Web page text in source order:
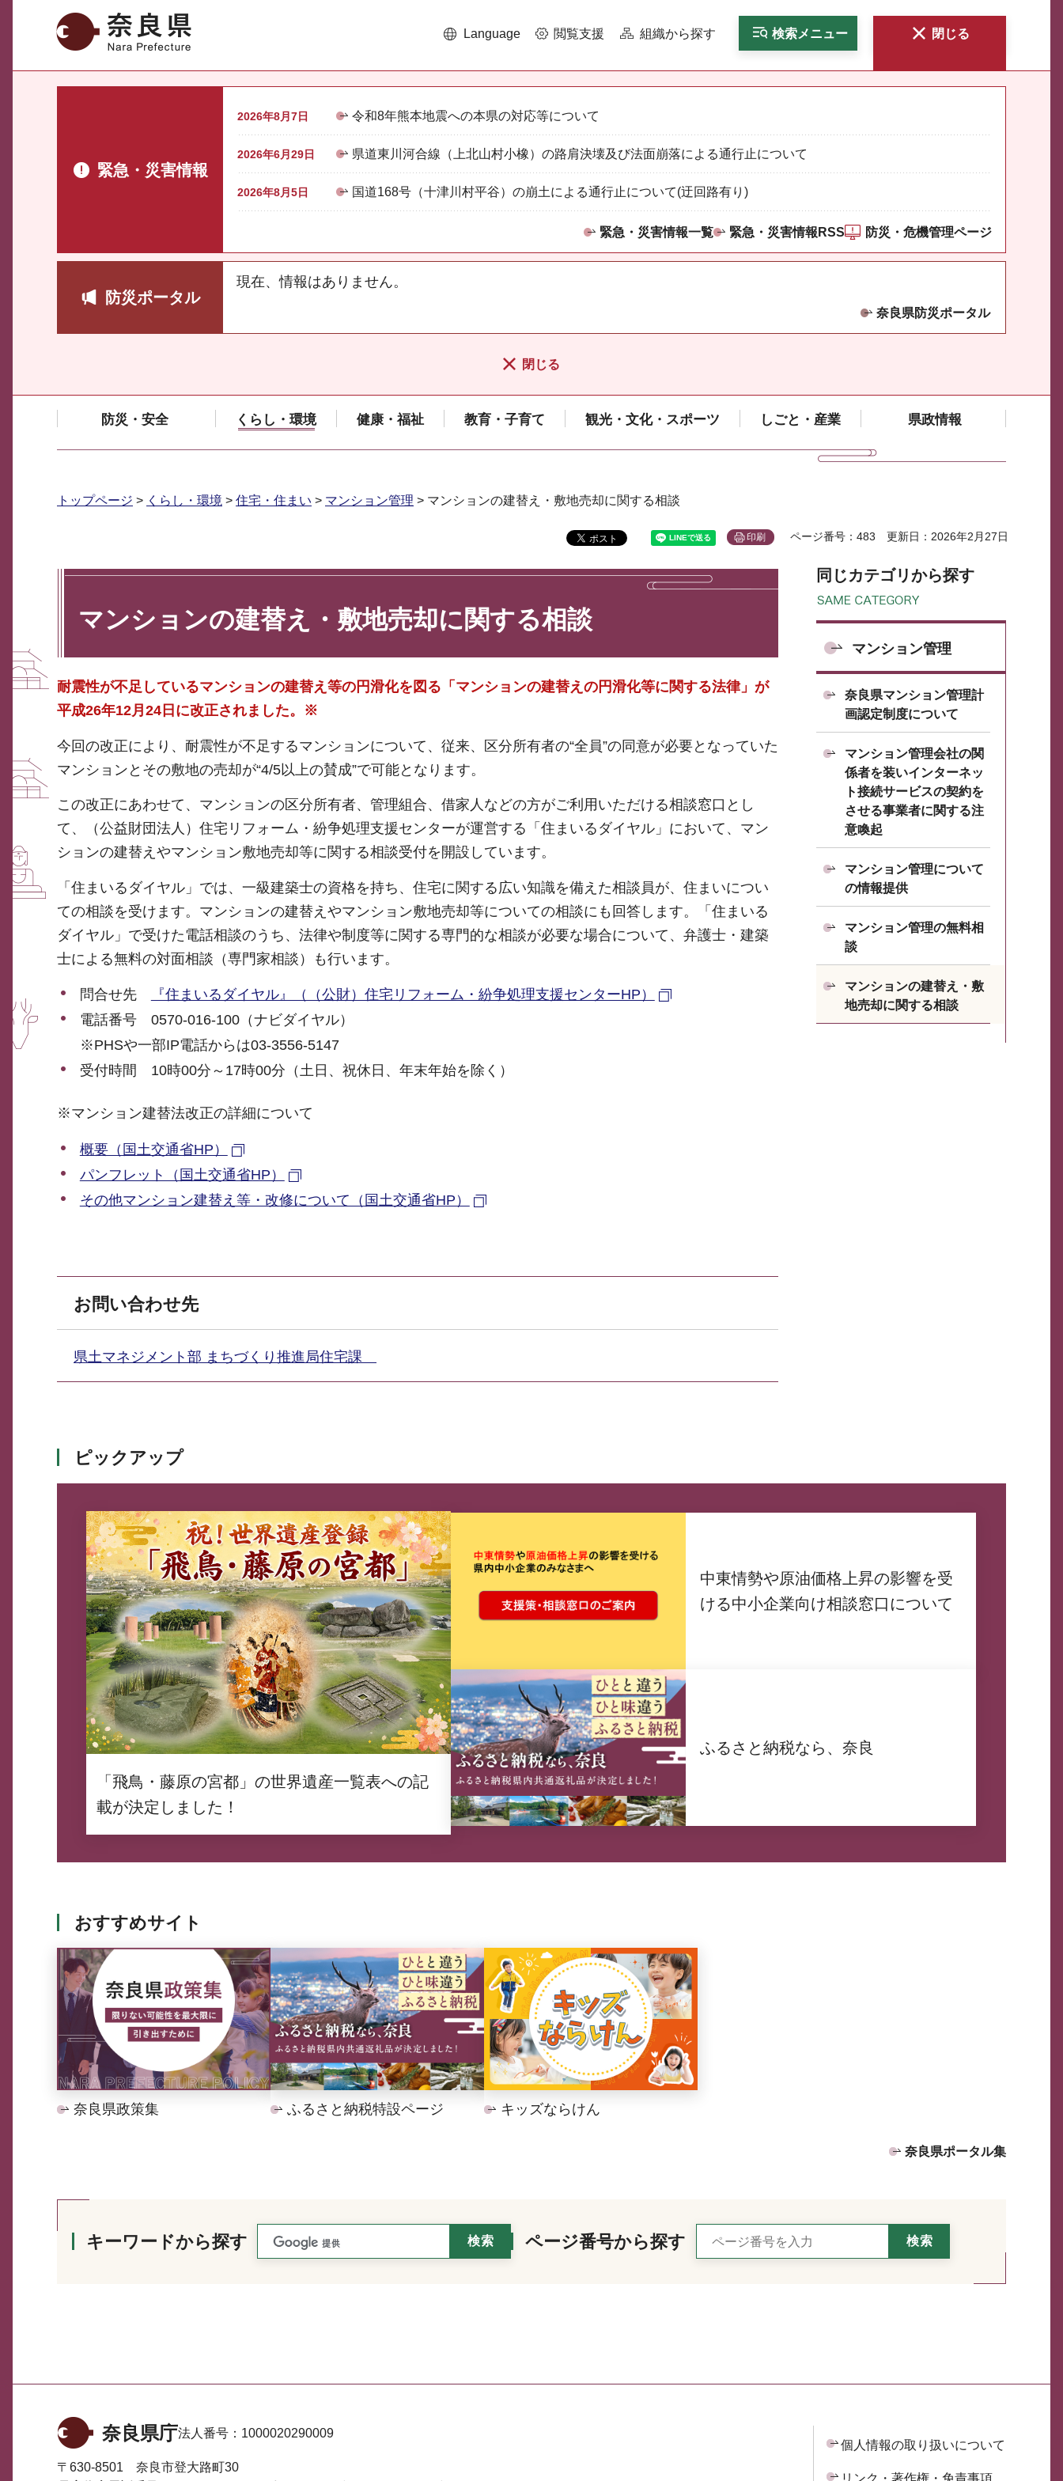
奈良県 Language 閲覧支援 組織から探す 検索メニュー 閉じる
緊急・災害情報
2026年8月7日 令和8年熊本地震への本県の対応等について
2026年6月29日 県道東川河合線（上北山村小橡）の路肩決壊及び法面崩落による通行止について
2026年8月5日 国道168号（十津川村平谷）の崩土による通行止について(迂回路有り)
緊急・災害情報一覧 緊急・災害情報RSS 防災・危機管理ページ
防災ポータル
現在、情報はありません。
奈良県防災ポータル
閉じる
防災・安全 くらし・環境 健康・福祉 教育・子育て 観光・文化・スポーツ しごと・産業 県政情報
トップページ > くらし・環境 > 住宅・住まい > マンション管理 > マンションの建替え・敷地売却に関する相談
印刷 ページ番号：483 更新日：2026年2月27日
マンションの建替え・敷地売却に関する相談
耐震性が不足しているマンションの建替え等の円滑化を図る「マンションの建替えの円滑化等に関する法律」が
平成26年12月24日に改正されました。※
今回の改正により、耐震性が不足するマンションについて、従来、区分所有者の“全員”の同意が必要となっていた
マンションとその敷地の売却が“4/5以上の賛成”で可能となります。
この改正にあわせて、マンションの区分所有者、管理組合、借家人などの方がご利用いただける相談窓口とし
て、（公益財団法人）住宅リフォーム・紛争処理支援センターが運営する「住まいるダイヤル」において、マン
ションの建替えやマンション敷地売却等に関する相談受付を開設しています。
「住まいるダイヤル」では、一級建築士の資格を持ち、住宅に関する広い知識を備えた相談員が、住まいについ
ての相談を受けます。マンションの建替えやマンション敷地売却等についての相談にも回答します。「住まいる
ダイヤル」で受けた電話相談のうち、法律や制度等に関する専門的な相談が必要な場合について、弁護士・建築
士による無料の対面相談（専門家相談）も行います。
問合せ先
『住まいるダイヤル』（（公財）住宅リフォーム・紛争処理支援センターHP）
電話番号 0570-016-100（ナビダイヤル）
※PHSや一部IP電話からは03-3556-5147
受付時間 10時00分～17時00分（土日、祝休日、年末年始を除く）
※マンション建替法改正の詳細について
概要（国土交通省HP）
パンフレット（国土交通省HP）
その他マンション建替え等・改修について（国土交通省HP）
お問い合わせ先
県土マネジメント部 まちづくり推進局住宅課
同じカテゴリから探す
マンション管理
奈良県マンション管理計
画認定制度について
マンション管理会社の関
係者を装いインターネッ
ト接続サービスの契約を
させる事業者に関する注
意喚起
マンション管理について
の情報提供
マンション管理の無料相
談
マンションの建替え・敷
地売却に関する相談
ピックアップ
「飛鳥・藤原の宮都」の世界遺産一覧表への記
載が決定しました！
中東情勢や原油価格上昇の影響を受
ける中小企業向け相談窓口について
ふるさと納税なら、奈良
おすすめサイト
奈良県政策集 ふるさと納税特設ページ キッズならけん
奈良県ポータル集
キーワードから探す ページ番号から探す
奈良県庁法人番号： 1000020290009
〒630-8501 奈良市登大路町30
個人情報の取り扱いについて
リンク・著作権・免責事項